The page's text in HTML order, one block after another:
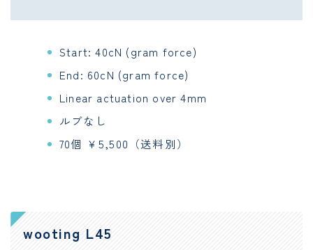
Start: 40cN (gram force)
End: 60cN (gram force)
Linear actuation over 4mm
ルブなし
70個 ￥5,500（送料別）
wooting L45